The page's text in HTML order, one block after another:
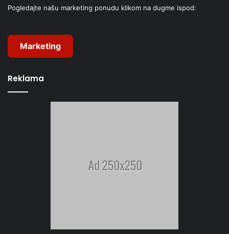
Pogledajte našu marketing ponudu klikom na dugme ispod:
Marketing
Reklama